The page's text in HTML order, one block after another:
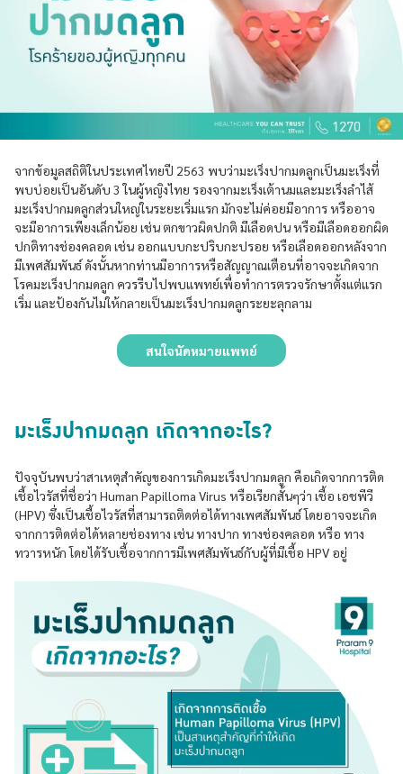
จากข้อมูลสถิติในประเทศไทยปี 2563 พบว่ามะเร็งปากมดลูกเป็นมะเร็งที่
พบบ่อยเป็นอันดับ 3 ในผู้หญิงไทย รองจากมะเร็งเต้านมและมะเร็งลำไส้
มะเร็งปากมดลูกส่วนใหญ่ในระยะเริ่มแรก มักจะไม่ค่อยมีอาการ หรืออาจ
จะมีอาการเพียงเล็กน้อย เช่น ตกขาวผิดปกติ มีเลือดปน หรือมีเลือดออกผิด
ปกติทางช่องคลอด เช่น ออกแบบกะปริบกะปรอย หรือเลือดออกหลังจาก
มีเพศสัมพันธ์ ดังนั้นหากท่านมีอาการหรือสัญญาณเตือนที่อาจจะเกิดจาก
โรคมะเร็งปากมดลูก ควรรีบไปพบแพทย์เพื่อทำการตรวจรักษาตั้งแต่แรก
เริ่ม และป้องกันไม่ให้กลายเป็นมะเร็งปากมดลูกระยะลุกลาม
สนใจนัดหมายแพทย์
มะเร็งปากมดลูก เกิดจากอะไร?
ปัจจุบันพบว่าสาเหตุสำคัญของการเกิดมะเร็งปากมดลูก คือเกิดจากการติด
เชื้อไวรัสที่ชื่อว่า Human Papilloma Virus หรือเรียกสั้นๆว่า เชื้อ เอชพีวี
(HPV) ซึ่งเป็นเชื้อไวรัสที่สามารถติดต่อได้ทางเพศสัมพันธ์ โดยอาจจะเกิด
จากการติดต่อได้หลายช่องทาง เช่น ทางปาก ทางช่องคลอด หรือ ทาง
ทวารหนัก โดยได้รับเชื้อจากการมีเพศสัมพันธ์กับผู้ที่มีเชื้อ HPV อยู่